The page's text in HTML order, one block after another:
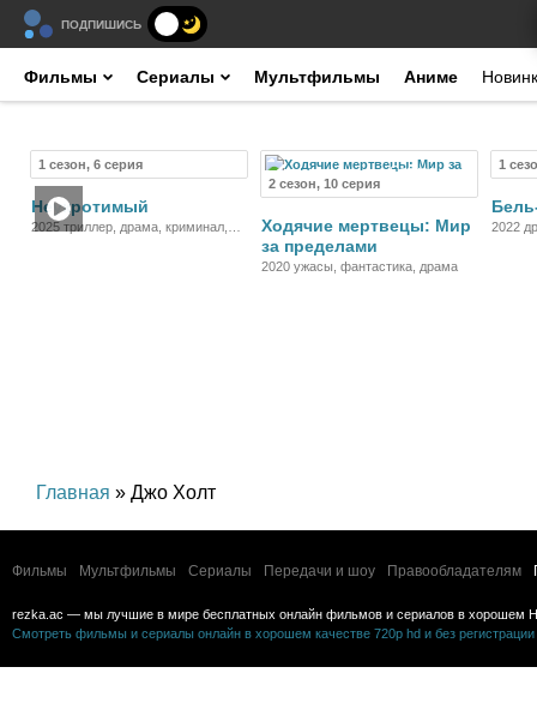
ПОДПИШИСЬ
Фильмы Сериалы Мультфильмы Аниме
1 сезон, 6 серия
Неукротимый
2025 триллер, драма, криминал,
2 сезон, 10 серия
Сериал
Ходячие мертвецы: Мир
за пределами
2020 ужасы, фантастика, драма
1
2022
Главная » Джо Холт
Фильмы Мультфильмы Сериалы Передачи и шоу Правообладателям
rezka.ac — мы лучшие в мире бесплатных онлайн фильмов и сериалов в хорошем
Смотреть фильмы и сериалы онлайн в хорошем качестве 720p hd и без